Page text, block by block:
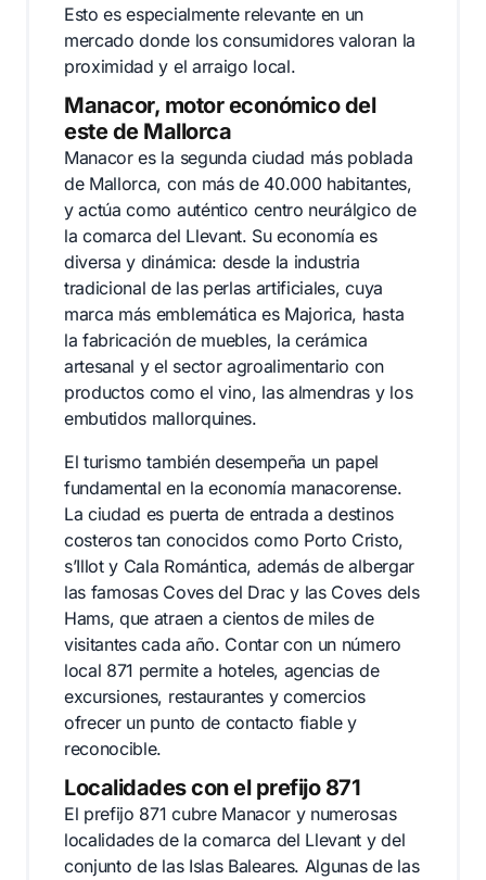
Esto es especialmente relevante en un
mercado donde los consumidores valoran la
proximidad y el arraigo local.
Manacor, motor económico del
este de Mallorca
Manacor es la segunda ciudad más poblada
de Mallorca, con más de 40.000 habitantes,
y actúa como auténtico centro neurálgico de
la comarca del Llevant. Su economía es
diversa y dinámica: desde la industria
tradicional de las perlas artificiales, cuya
marca más emblemática es Majorica, hasta
la fabricación de muebles, la cerámica
artesanal y el sector agroalimentario con
productos como el vino, las almendras y los
embutidos mallorquines.
El turismo también desempeña un papel
fundamental en la economía manacorense.
La ciudad es puerta de entrada a destinos
costeros tan conocidos como Porto Cristo,
s’Illot y Cala Romántica, además de albergar
las famosas Coves del Drac y las Coves dels
Hams, que atraen a cientos de miles de
visitantes cada año. Contar con un número
local 871 permite a hoteles, agencias de
excursiones, restaurantes y comercios
ofrecer un punto de contacto fiable y
reconocible.
Localidades con el prefijo 871
El prefijo 871 cubre Manacor y numerosas
localidades de la comarca del Llevant y del
conjunto de las Islas Baleares. Algunas de las